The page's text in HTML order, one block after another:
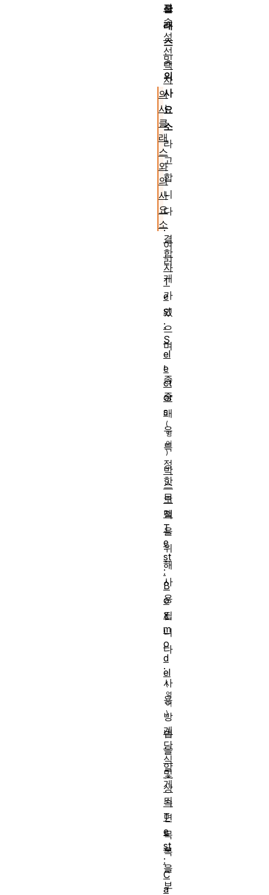
클
래
스
및
의
사
요
소
라
고
합
니
다
.
여
러
개
가
있
으
며
,
종
종
매
우
특
정
한
목
적
을
위
해
사
용
됩
니
다
.
사
용
방
법
을
알
게
되
면
목
록
을
보
자
속
성
선
택
자
의
사
클
래
스
와
의
사
요
소
결
합
자
T
e
st
:
S
el
e
ct
or
s
박
스
모
델
T
e
st
:
B
o
x
m
o
d
el
계
단
식
및
상
속
T
e
st
:
C
a